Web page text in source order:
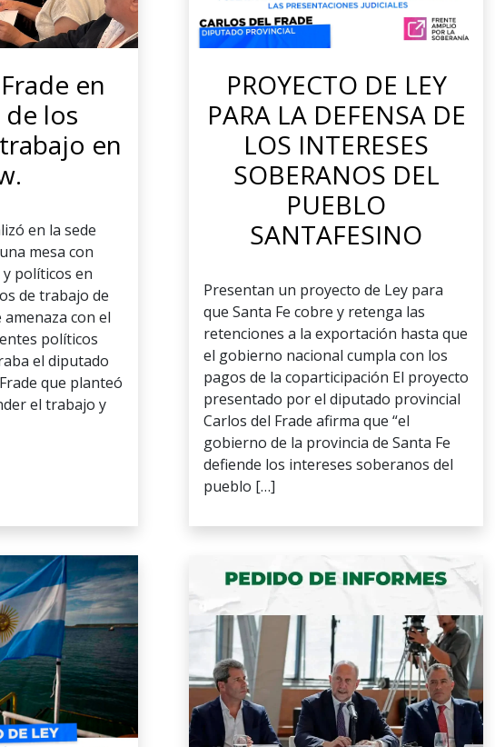
en
los
en
en la sede
mesa con
políticos en
de trabajo de
con el
políticos
el diputado
que planteó
el trabajo y
PROYECTO DE LEY
PARA LA DEFENSA DE
LOS INTERESES
SOBERANOS DEL
PUEBLO
SANTAFESINO
Presentan un proyecto de Ley para
que Santa Fe cobre y retenga las
retenciones a la exportación hasta que
el gobierno nacional cumpla con los
pagos de la coparticipación El proyecto
presentado por el diputado provincial
Carlos del Frade afirma que “el
gobierno de la provincia de Santa Fe
defiende los intereses soberanos del
pueblo […]